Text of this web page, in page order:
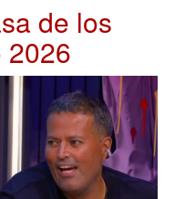
de los
2026